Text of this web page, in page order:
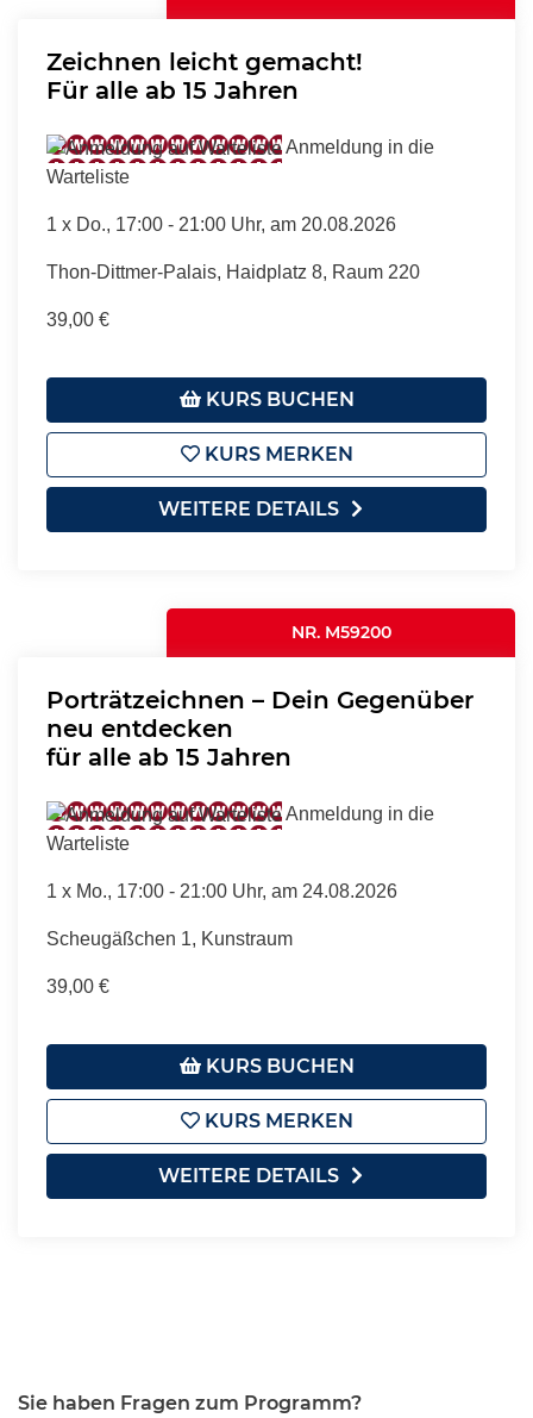
Zeichnen leicht gemacht!
Für alle ab 15 Jahren
Anmeldung in die
Warteliste
1 x Do., 17:00 - 21:00 Uhr, am 20.08.2026
Thon-Dittmer-Palais, Haidplatz 8, Raum 220
39,00 €
KURS BUCHEN
KURS MERKEN
WEITERE DETAILS
NR. M59200
Porträtzeichnen – Dein Gegenüber
neu entdecken
für alle ab 15 Jahren
Anmeldung in die
Warteliste
1 x Mo., 17:00 - 21:00 Uhr, am 24.08.2026
Scheugäßchen 1, Kunstraum
39,00 €
KURS BUCHEN
KURS MERKEN
WEITERE DETAILS
Sie haben Fragen zum Programm?